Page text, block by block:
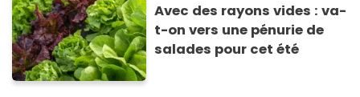
Avec des rayons vides : va-
t-on vers une pénurie de
salades pour cet été